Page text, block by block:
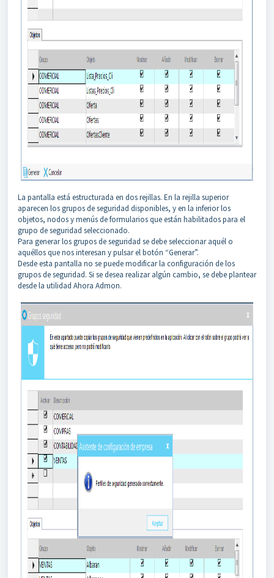
La pantalla está estructurada en dos rejillas. En la rejilla superior
aparecen los grupos de seguridad disponibles, y en la inferior los
objetos, nodos y menús de formularios que están habilitados para el
grupo de seguridad seleccionado.
Para generar los grupos de seguridad se debe seleccionar aquél o
aquéllos que nos interesan y pulsar el botón “Generar”.
Desde esta pantalla no se puede modificar la configuración de los
grupos de seguridad. Si se desea realizar algún cambio, se debe plantear
desde la utilidad Ahora Admon.